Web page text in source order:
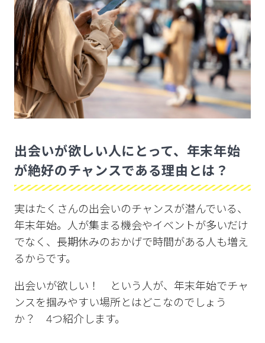
出会いが欲しい人にとって、年末年始
が絶好のチャンスである理由とは？
実はたくさんの出会いのチャンスが潜んでいる、
年末年始。人が集まる機会やイベントが多いだけ
でなく、長期休みのおかげで時間がある人も増え
るからです。
出会いが欲しい！ という人が、年末年始でチャ
ンスを掴みやすい場所とはどこなのでしょう
か？ 4つ紹介します。